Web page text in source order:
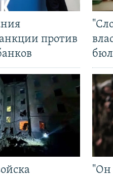
против
"Он